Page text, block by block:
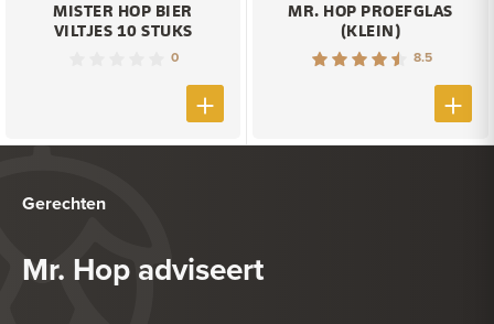
MISTER HOP BIER
VILTJES 10 STUKS
0
MR. HOP PROEFGLAS
(KLEIN)
8.5
Gerechten
Mr. Hop adviseert